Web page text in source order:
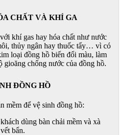
CHẤT VÀ KHÍ GA
khí gas hay hóa chất như nước
thủy ngân hay thuốc tẩy… vì có
loại đồng hồ biến đổi màu, làm
gioăng chống nước của đồng hồ.
ĐỒNG HỒ
mềm để vệ sinh đồng hồ:
dùng bàn chải mềm và xà
bẩn.